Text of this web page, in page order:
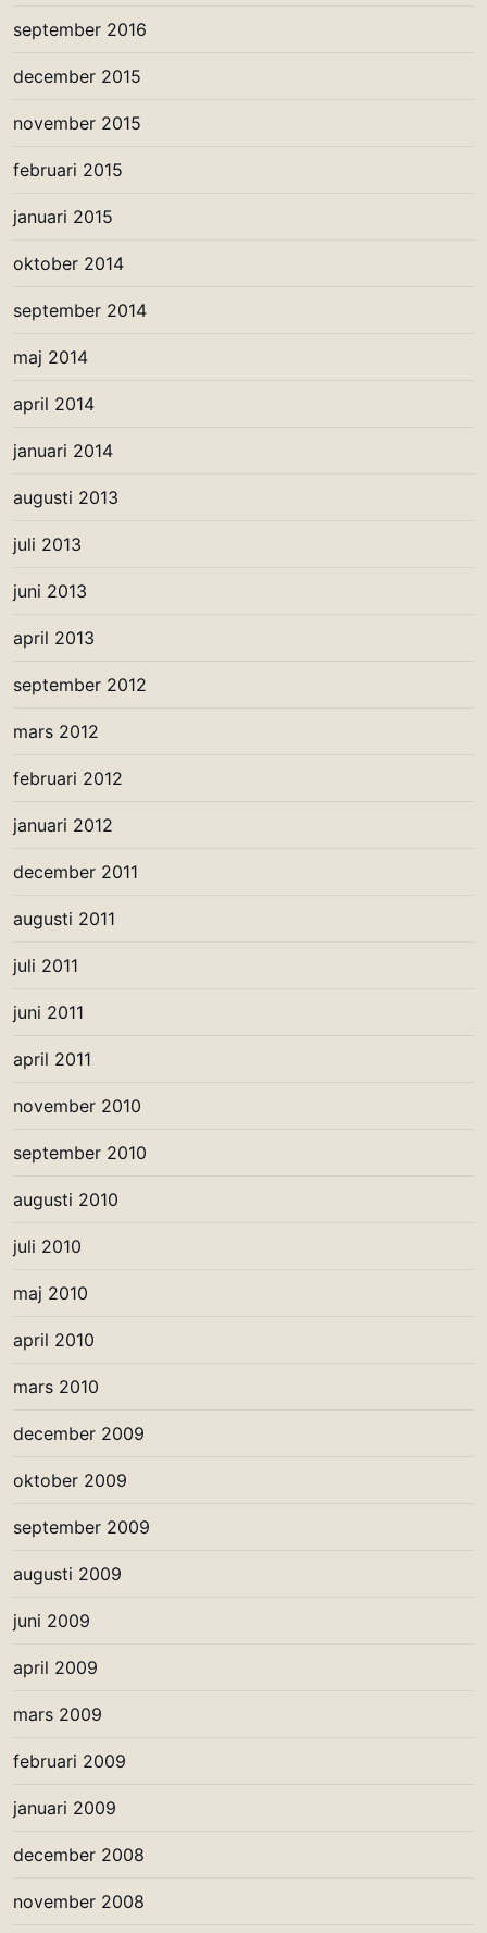
september 2016
december 2015
november 2015
februari 2015
januari 2015
oktober 2014
september 2014
maj 2014
april 2014
januari 2014
augusti 2013
juli 2013
juni 2013
april 2013
september 2012
mars 2012
februari 2012
januari 2012
december 2011
augusti 2011
juli 2011
juni 2011
april 2011
november 2010
september 2010
augusti 2010
juli 2010
maj 2010
april 2010
mars 2010
december 2009
oktober 2009
september 2009
augusti 2009
juni 2009
april 2009
mars 2009
februari 2009
januari 2009
december 2008
november 2008